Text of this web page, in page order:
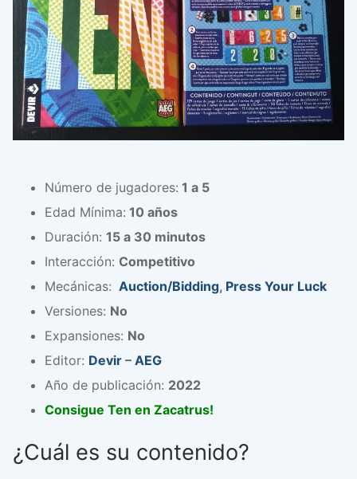
Número de jugadores: 1 a 5
Edad Mínima: 10 años
Duración: 15 a 30 minutos
Interacción: Competitivo
Mecánicas: Auction/Bidding, Press Your Luck
Versiones: No
Expansiones: No
Editor: Devir – AEG
Año de publicación: 2022
Consigue Ten en Zacatrus!
¿Cuál es su contenido?